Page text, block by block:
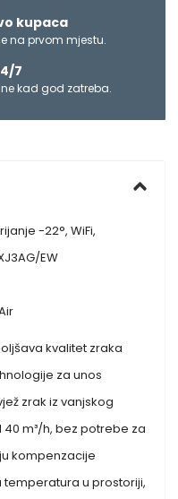
kupaca
na prvom mjestu.
7
kad god zatreba.
-22°, WiFi,
EW
kvalitet zraka
za unos
zrak iz vanjskog
m³/h, bez potrebe za
kompenzacije
u prostoriji,